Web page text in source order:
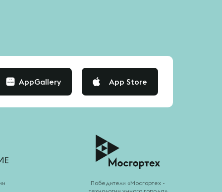
AppGallery App Store
Победители «Мосгортех -